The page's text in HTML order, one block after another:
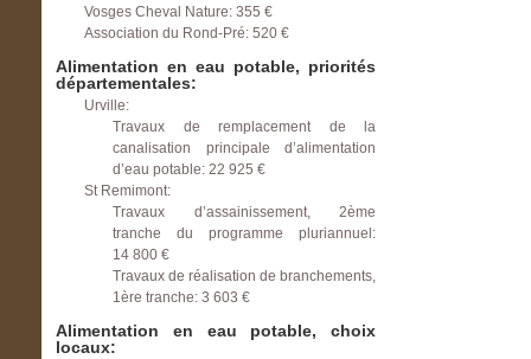
Vosges Cheval Nature: 355 €
Association du Rond-Pré: 520 €
Alimentation en eau potable, priorités
départementales:
Urville:
Travaux de remplacement de la
canalisation principale d’alimentation
d’eau potable: 22 925 €
St Remimont:
Travaux d’assainissement, 2ème
tranche du programme pluriannuel:
14 800 €
Travaux de réalisation de branchements,
1ère tranche: 3 603 €
Alimentation en eau potable, choix
locaux: